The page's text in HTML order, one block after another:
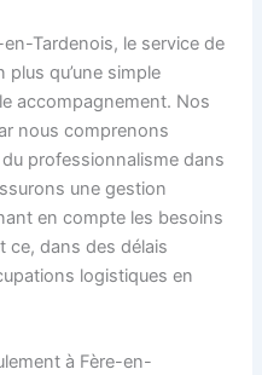
Tardenois, le service de
qu’une simple
accompagnement. Nos
nous comprenons
professionnalisme dans
une gestion
en compte les besoins
ce, dans des délais
logistiques en
à Fère-en-